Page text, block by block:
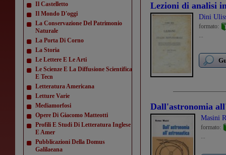
Il Castelletto
Il Mondo D'oggi
La Conservazione Del Patrimonio
Naturale
La Porta Di Corno
La Storia
Le Lettere E Le Arti
Le Scienze E La Diffusione Scientifica
E Tecn
Letteratura Americana
Letture Varie
Mediamorfosi
Opere Di Giacomo Matteotti
Profili E Studi Di Letteratura Inglese
E Amer
Pubblicazioni Della Domus
Galilaeana
Lezioni di analisi
Dini
formato:
...
Dall'astronomia
Masini
formato:
...